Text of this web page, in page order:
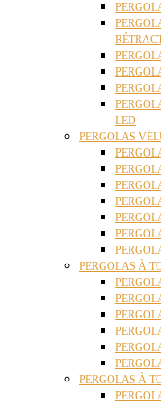
LED
PERGOLAS
PERGOLAS À
PERGOLAS À